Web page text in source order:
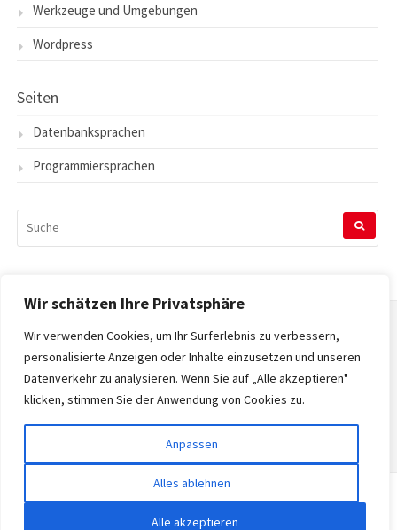
Wir schätzen Ihre Privatsphäre
Wir verwenden Cookies, um Ihr Surferlebnis zu verbessern,
personalisierte Anzeigen oder Inhalte einzusetzen und unseren
Datenverkehr zu analysieren. Wenn Sie auf „Alle akzeptieren"
klicken, stimmen Sie der Anwendung von Cookies zu.
Anpassen
Alles ablehnen
Alle akzeptieren
Werkzeuge und Umgebungen
Wordpress
Seiten
Datenbanksprachen
Programmiersprachen
NACH:
Startseite
Datenschutzerklärung
Copyright © 2026 Tecnopedia. Alle Rechte vorbehalten.